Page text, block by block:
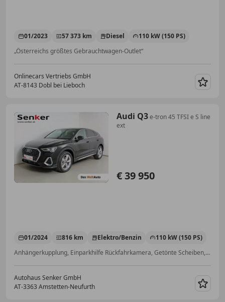
01/2023 57 373 km Diesel
110 kW (150 PS)
„Österreichs größtes Gebrauchtwagen-Outlet“
Onlinecars Vertriebs GmbH
AT-8143 Dobl bei Lieboch
Audi Q3e-tron 45 TFSI e S line
ext
€ 39 950
01/2024 816 km Elektro/Benzin
110 kW (150 PS)
Anhängerkupplung, Einparkhilfe Rückfahrkamera, Getönte Scheiben, ESP, Scheckheftgepflegt, Scheinwerferreinigung, Alufelgen, Beifahrerairbag
Autohaus Senker GmbH
AT-3363 Amstetten-Neufurth